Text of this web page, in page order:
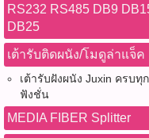
RS232 RS485 DB9
DB25
เต้ารับติดผนัง/โมดูล่าแจ็ค
เต้ารับฝังผนัง Juxin ครบทุก
ฟังชั่น
MEDIA FIBER Splitter